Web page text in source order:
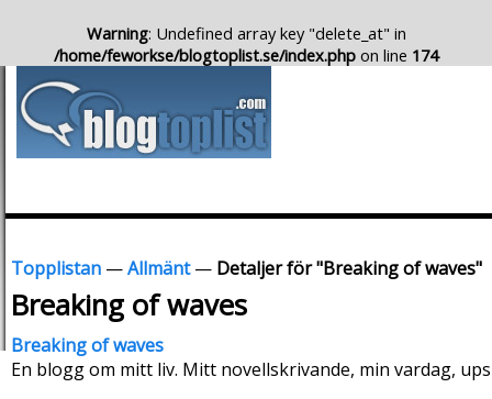
Warning: Undefined array key "delete_at" in
/home/feworkse/blogtoplist.se/index.php on line 174
Topplistan —Allmänt— Detaljer för "Breaking of waves"
Breaking of waves
Breaking of waves
En blogg om mitt liv. Mitt novellskrivande, min vardag,